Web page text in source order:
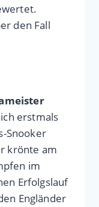
den Fall
erstmals
Snooker
krönte am
im
Erfolgslauf
Engländer